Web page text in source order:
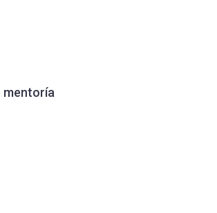
mentoría